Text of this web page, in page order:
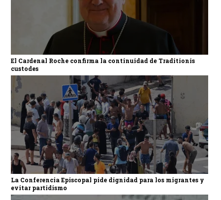
El Cardenal Roche confirma la continuidad de Traditionis
custodes
La Conferencia Episcopal pide dignidad para los migrantes y
evitar partidismo